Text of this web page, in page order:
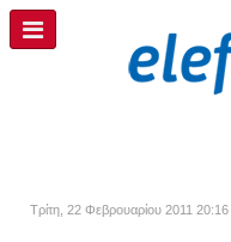
Τρίτη, 22 Φεβρουαρίου 2011 20:16